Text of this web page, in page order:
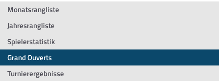
Monatsrangliste
Jahresrangliste
Spielerstatistik
Grand Ouverts
Turnierergebnisse